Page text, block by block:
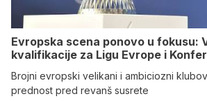
Evropska scena ponovo u fokusu:
kvalifikacije za Ligu Evrope i
Brojni evropski velikani i ambiciozni
prednost pred revanš susrete